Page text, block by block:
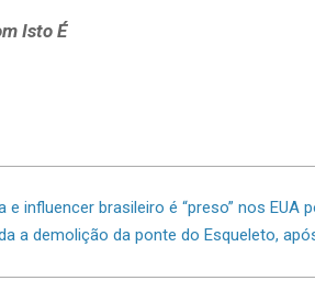
Isto É
e influencer brasileiro é “preso” nos EUA
a demolição da ponte do Esqueleto,